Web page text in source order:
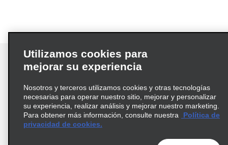
Términos de uso
Política de privacidad
Política de cookies
Información de Salud del Consumidor
Utilizamos cookies para
mejorar su experiencia
Nosotros y terceros utilizamos cookies y otras tecnologías
necesarias para operar nuestro sitio, mejorar y personalizar
su experiencia, realizar análisis y mejorar nuestro marketing.
Para obtener más información, consulte nuestra
Política de
privacidad de cookies.